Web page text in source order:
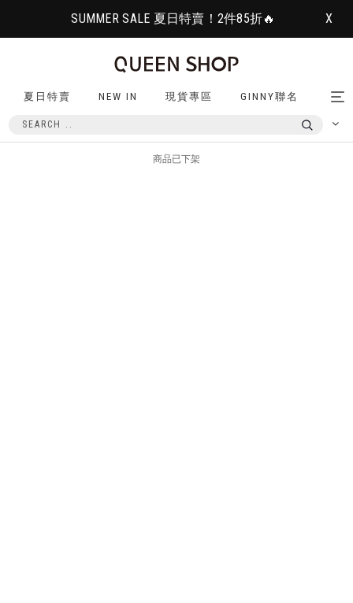
SUMMER SALE 夏日特賣！2件85折🔥 X
夏日特賣 NEW IN 現貨專區 GINNY聯名
商品已下架